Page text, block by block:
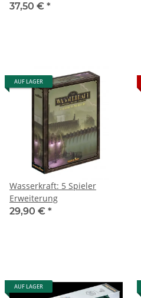
37,50 € *
AUF LAGER
Wasserkraft: 5 Spieler
Erweiterung
29,90 € *
AUF LAGER